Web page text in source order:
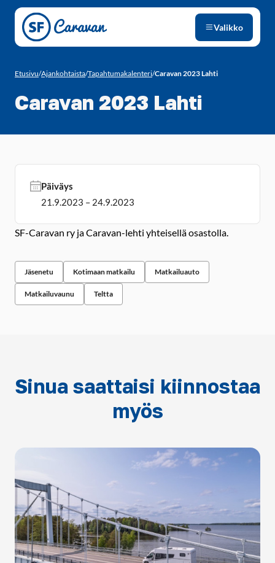
Siirry sivun sisältöön
Valikko
Etusivu/Ajankohtaista/Tapahtumakalenteri/Caravan 2023 Lahti
Caravan 2023 Lahti
SF-Caravan ry ja Caravan-lehti yhteisellä osastolla.
Jäsenetu Kotimaan matkailu Matkailuauto
Matkailuvaunu Teltta
Päiväys
21.9.2023 – 24.9.2023
Sinua saattaisi kiinnostaa
myös